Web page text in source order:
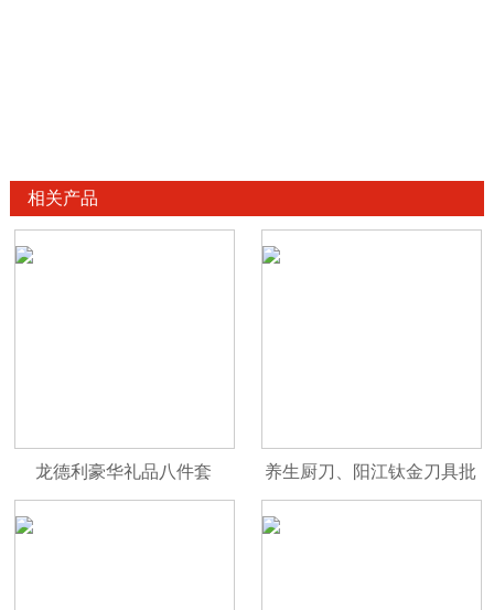
相关产品
龙德利豪华礼品八件套
养生厨刀、阳江钛金刀具批
发